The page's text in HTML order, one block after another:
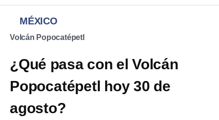
MÉXICO
Volcán Popocatépetl
¿Qué pasa con el Volcán
Popocatépetl hoy 30 de
agosto?